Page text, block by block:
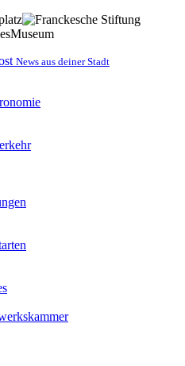
News aus deiner Stadt